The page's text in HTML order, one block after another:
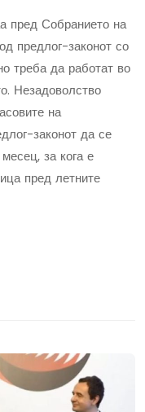
пред Собранието на
предлог-законот со
треба да работат во
Незадоволство
на
законот да се
за кога е
пред летните